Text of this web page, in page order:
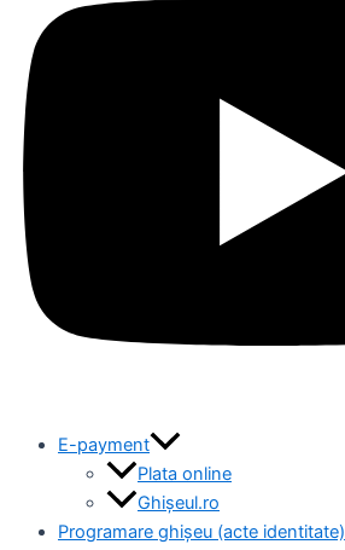
E-payment
Plata online
Ghișeul.ro
Programare ghișeu (acte identitate)